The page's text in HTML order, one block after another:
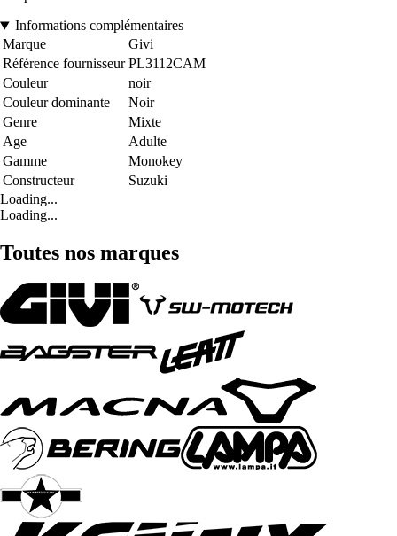
Informations complémentaires
Marque
Givi
Référence fournisseur PL3112CAM
Couleur
noir
Couleur dominante
Noir
Genre
Mixte
Age
Adulte
Gamme
Monokey
Constructeur
Suzuki
Loading...
Loading...
Toutes nos marques